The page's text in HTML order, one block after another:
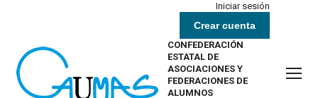
Iniciar sesión
Crear cuenta
CONFEDERACIÓN
ESTATAL DE
ASOCIACIONES Y
FEDERACIONES DE
ALUMNOS